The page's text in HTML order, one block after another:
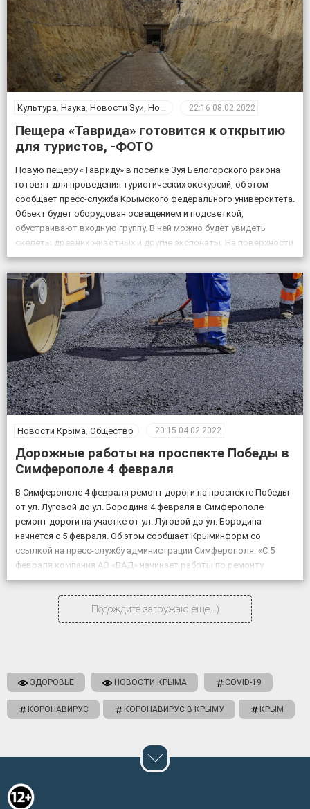
Культура, Наука, Новости Зуи, Новости Крыма ,Общество
22:16 08.02.2022
Пещера «Таврида» готовится к открытию
для туристов, -ФОТО
Новую пещеру «Тавриду» в поселке Зуя Белогорского района
готовят для проведения туристических экскурсий, об этом
сообщает пресс-служба Крымского федерального университета.
Объект будет оборудован освещением и подсветкой,
обустраивают входную группу. В ней можно будет увидеть
скелеты древних животных и другие экспонаты. На поверхности
возле пещеры появится музей и ландшафтный парк. Фото:
пресс-служба КФУ Дата открытия уникального […]
Новости Крыма Общество 20:15 04.02.2022
Дорожные работы на проспекте Победы в
Симферополе 4 февраля
В Симферополе 4 февраля ремонт дороги на проспекте Победы
от ул. Луговой до ул. Бородина 4 февраля в Симферополе
ремонт дороги на участке от ул. Луговой до ул. Бородина
начнется с 5 февраля. Об этом сообщает Крыминформ со
ссылкой на пресс-службу администрации Симферополя. «С 5
февраля компания АО «ВАД» начинает работы по ремонту
объекта «Дублирующий […]
Подождите загружаю еще...)
ЗДОРОВЬЕ НОВОСТИ КРЫМА COVID-19
КОРОНАВИРУС КОРОНАВИРУС В КРЫМУ КРЫМ